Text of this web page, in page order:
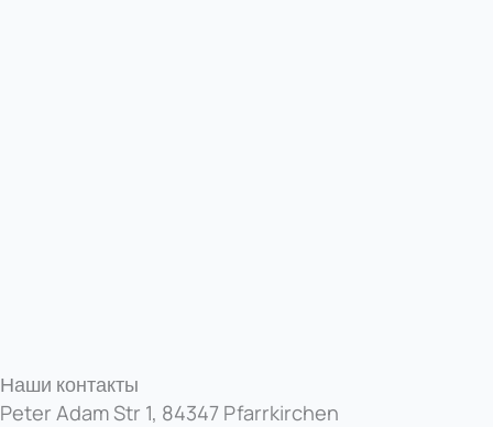
Наши контакты
Peter Adam Str 1, 84347 Pfarrkirchen